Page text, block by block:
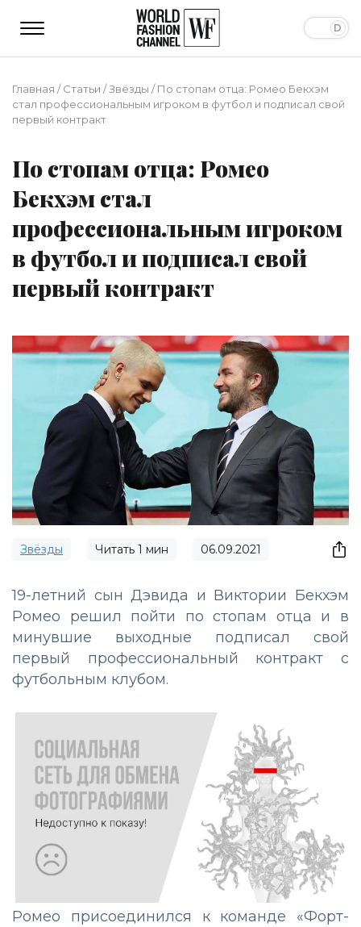
Главная /Статьи /Звёзды /По стопам отца: Ромео Бекхэм
стал профессиональным игроком в футбол и подписал свой
первый контракт
По стопам отца: Ромео
Бекхэм стал
профессиональным игроком
в футбол и подписал свой
первый контракт
Звёзды Читать 1 мин 06.09.2021
19-летний сын Дэвида и Виктории Бекхэм
Ромео решил пойти по стопам отца и в
минувшие выходные подписал свой
первый профессиональный контракт с
футбольным клубом.
Ромео присоединился к команде «Форт-